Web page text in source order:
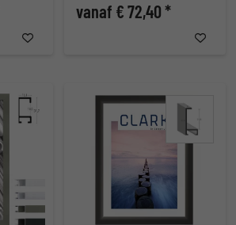
vanaf € 72,40 *